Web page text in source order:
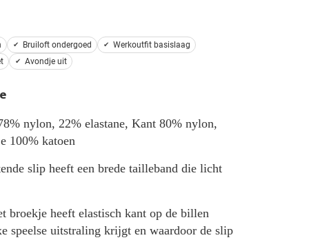
Bruiloft ondergoed
Werkoutfit basislaag
Avondje uit
nylon, 22% elastane, Kant 80% nylon,
100% katoen
slip heeft een brede tailleband die licht
broekje heeft elastisch kant op de billen
speelse uitstraling krijgt en waardoor de slip